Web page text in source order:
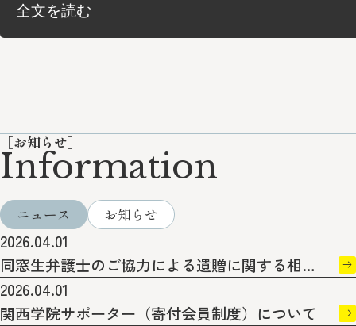
全文を読む
Information
ニュース お知らせ
2026.04.01
同窓生弁護士のご協力による遺贈に関する相談
受付体制を拡充しています
2026.04.01
関西学院サポーター（寄付会員制度）について